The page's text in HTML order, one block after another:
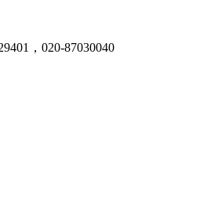
，020-87030040